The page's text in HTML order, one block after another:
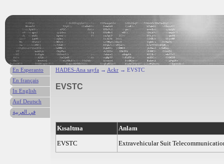
HADES-Ana sayfa → Ackr → EVSTC
EVSTC
Kısaltma
Anlam
EVSTC
Extravehicular Suit
En Esperanto
En français
In English
Auf Deutsch
في العربية